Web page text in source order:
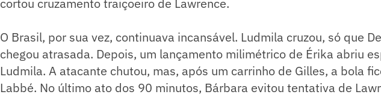
O Brasil, por sua vez, continuava incansável. Ludmila cruzou, só que
chegou atrasada. Depois, um lançamento milimétrico de Érika abriu
Ludmila. A atacante chutou, mas, após um carrinho de Gilles, a bola
Labbé. No último ato dos 90 minutos, Bárbara evitou tentativa de